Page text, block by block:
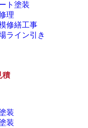
ト塗装
理
修繕工事
ライン引き
積
装
装